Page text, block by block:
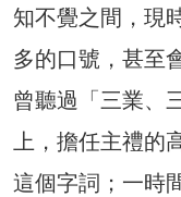
知不覺之間，現
多的口號，甚至
曾聽過「三業、
上，擔任主禮的
這個字詞；一時